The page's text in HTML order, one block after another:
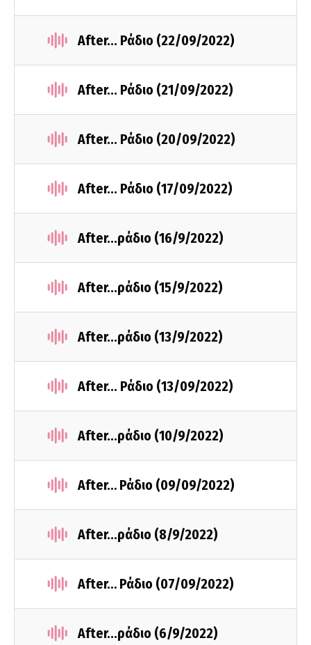
After... Ράδιο (22/09/2022)
After... Ράδιο (21/09/2022)
After... Ράδιο (20/09/2022)
After... Ράδιο (17/09/2022)
After...ράδιο (16/9/2022)
After...ράδιο (15/9/2022)
After...ράδιο (13/9/2022)
After... Ράδιο (13/09/2022)
After...ράδιο (10/9/2022)
After… Ράδιο (09/09/2022)
After...ράδιο (8/9/2022)
After… Ράδιο (07/09/2022)
After...ράδιο (6/9/2022)